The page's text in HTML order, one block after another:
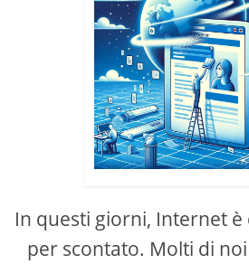
In questi giorni, Internet è
per scontato. Molti di